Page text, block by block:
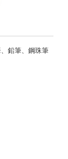
鉛筆、鋼珠筆